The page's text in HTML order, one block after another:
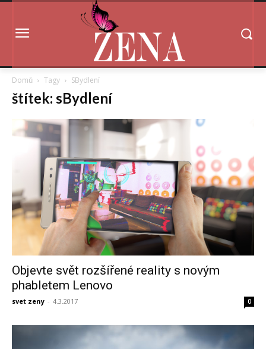
Domů Tagy SBydlení
štítek: sBydlení
Objevte svět rozšířené reality s novým
phabletem Lenovo
svet zeny - 4.3.2017 0